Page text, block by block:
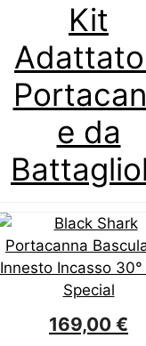
€.
Kit
e da
169,00 €